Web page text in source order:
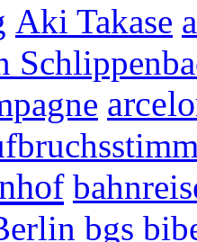
Aki Takase
bgs